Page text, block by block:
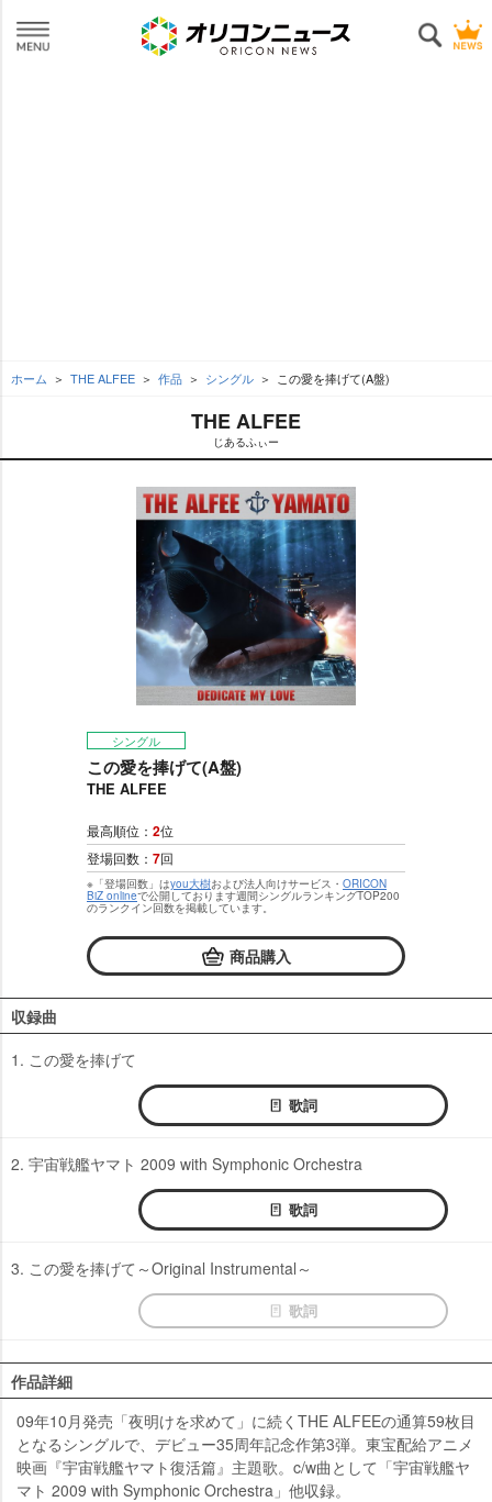
ホーム THE ALFEE 作品 シングル この愛を捧げて(A盤)
THE ALFEE
じあるふぃー
シングル
この愛を捧げて(A盤)
THE ALFEE
最高順位： 2位
登場回数： 7回
※「登場回数」はyou大樹および法人向けサービス・ ORICON
BiZ onlineで公開しております週間シングルランキングTOP200
のランクイン回数を掲載しています。
商品購入
収録曲
1. この愛を捧げて
歌詞
2. 宇宙戦艦ヤマト 2009 with Symphonic Orchestra
歌詞
3. この愛を捧げて～Original Instrumental～
歌詞
作品詳細
09年10月発売「夜明けを求めて」に続くTHE ALFEEの通算59枚目
となるシングルで、デビュー35周年記念作第3弾。東宝配給アニメ
映画『宇宙戦艦ヤマト復活篇』主題歌。c/w曲として「宇宙戦艦ヤ
マト 2009 with Symphonic Orchestra」他収録。